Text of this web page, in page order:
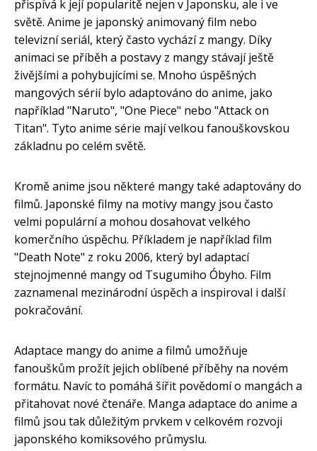
přispívá k její popularitě nejen v Japonsku, ale i ve
světě. Anime je japonský animovaný film nebo
televizní seriál, který často vychází z mangy. Díky
animaci se příběh a postavy z mangy stávají ještě
živějšími a pohybujícími se. Mnoho úspěšných
mangových sérií bylo adaptováno do anime, jako
například "Naruto", "One Piece" nebo "Attack on
Titan". Tyto anime série mají velkou fanouškovskou
základnu po celém světě.
Kromě anime jsou některé mangy také adaptovány do
filmů. Japonské filmy na motivy mangy jsou často
velmi populární a mohou dosahovat velkého
komerčního úspěchu. Příkladem je například film
"Death Note" z roku 2006, který byl adaptací
stejnojmenné mangy od Tsugumiho Óbyho. Film
zaznamenal mezinárodní úspěch a inspiroval i další
pokračování.
Adaptace mangy do anime a filmů umožňuje
fanouškům prožít jejich oblíbené příběhy na novém
formátu. Navíc to pomáhá šířit povědomí o mangách a
přitahovat nové čtenáře. Manga adaptace do anime a
filmů jsou tak důležitým prvkem v celkovém rozvoji
japonského komiksového průmyslu.